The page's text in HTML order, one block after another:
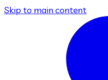
Skip to main content